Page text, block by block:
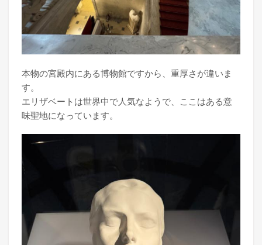
本物の宮殿内にある博物館ですから、重厚さが違いま
す。
エリザベートは世界中で人気なようで、ここはある意
味聖地になっています。